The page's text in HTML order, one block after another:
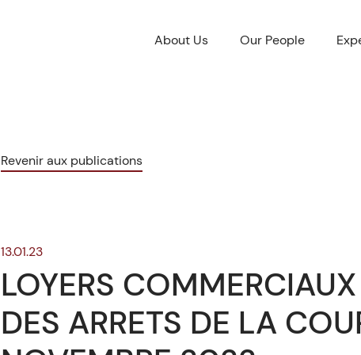
About Us Our People
Revenir aux publications
13.01.23
LOYERS
DES ARRETS DE LA